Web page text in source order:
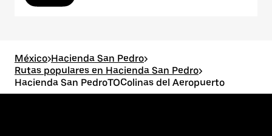
México>Hacienda San Pedro>
Rutas populares en Hacienda San Pedro>
Hacienda San PedroTOColinas del Aeropuerto